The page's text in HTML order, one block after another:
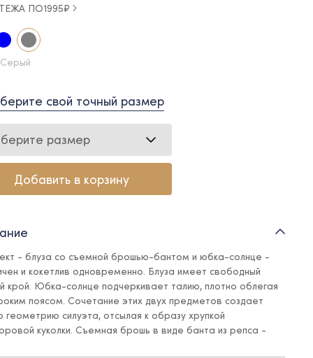
ПО1995₽
свой точный размер
размер
Добавить в корзину
- блуза со съемной брошью-бантом и юбка-солнце -
и кокетлив одновременно. Блуза имеет свободный
крой. Юбка-солнце подчеркивает талию, плотно облегая
поясом. Сочетание этих двух предметов создает
геометрию силуэта, отсылая к образу хрупкой
куколки. Съемная брошь в виде банта из репса -